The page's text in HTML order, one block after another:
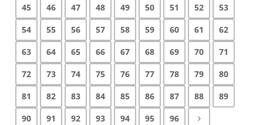
45
46 47 48 49 50 51 52
53
54
55 56 57 58 59 60 61
62
63
64 65 66 67 68 69 70
71
72
73 74 75 76 77 78 79
80
81
82 83 84 85 86 87 88
89
90
91 92 93 94 95 96